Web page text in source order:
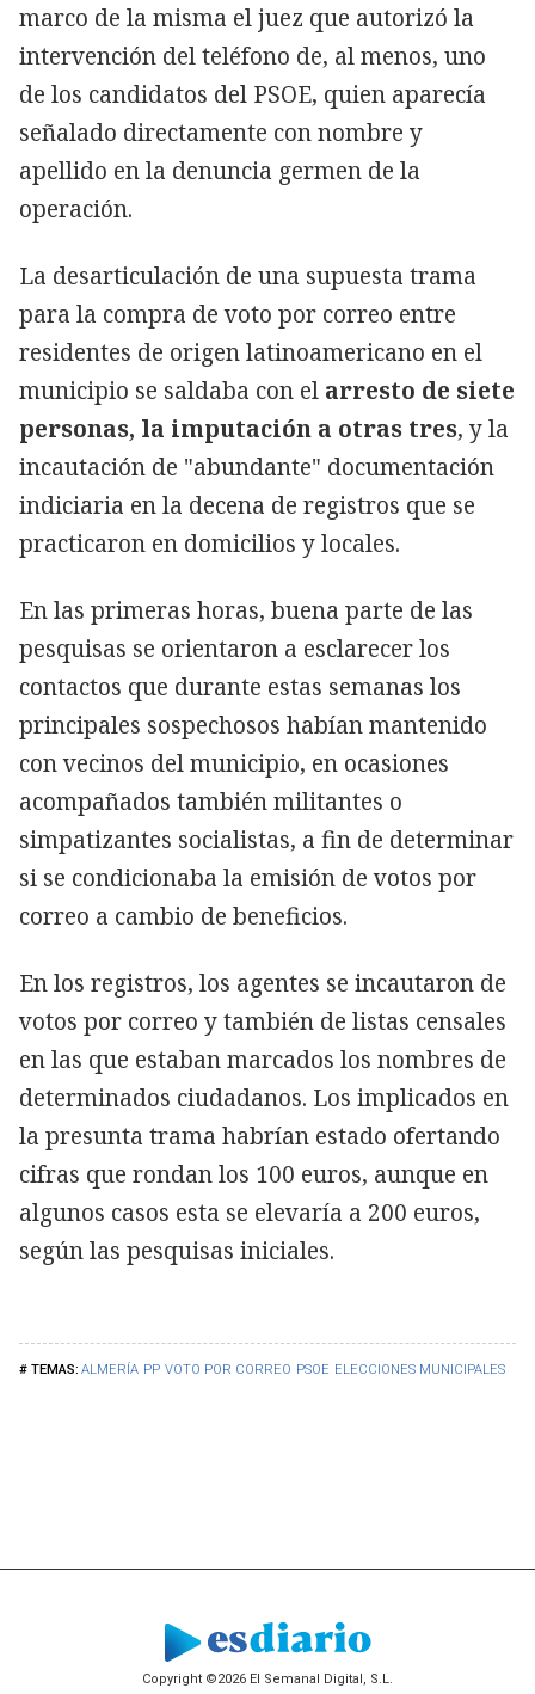
ALMERÍA PP VOTO POR CORREO PSOE ELECCIONES MUNICIPALES
marco de la misma el juez que autorizó la
intervención del teléfono de, al menos, uno
de los candidatos del PSOE, quien aparecía
señalado directamente con nombre y
apellido en la denuncia germen de la
operación.
La desarticulación de una supuesta trama
para la compra de voto por correo entre
residentes de origen latinoamericano en el
municipio se saldaba con el arresto de siete
personas, la imputación a otras tres, y la
incautación de "abundante" documentación
indiciaria en la decena de registros que se
practicaron en domicilios y locales.
En las primeras horas, buena parte de las
pesquisas se orientaron a esclarecer los
contactos que durante estas semanas los
principales sospechosos habían mantenido
con vecinos del municipio, en ocasiones
acompañados también militantes o
simpatizantes socialistas, a fin de determinar
si se condicionaba la emisión de votos por
correo a cambio de beneficios.
En los registros, los agentes se incautaron de
votos por correo y también de listas censales
en las que estaban marcados los nombres de
determinados ciudadanos. Los implicados en
la presunta trama habrían estado ofertando
cifras que rondan los 100 euros, aunque en
algunos casos esta se elevaría a 200 euros,
según las pesquisas iniciales.
Copyright ©2026 El Semanal Digital, S.L.